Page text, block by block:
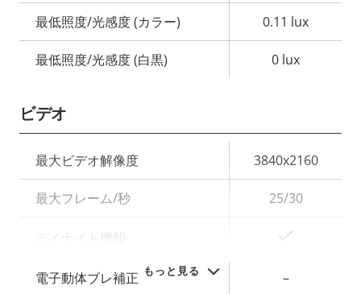
もっと見る
最低照度/光感度 (カラー) 0.11 lux
最低照度/光感度 (白黒) 0 lux
ビデオ
プ
ロ
パ
説
プ
ロ
値
最大ビデオ解像度 3840x2160
最大フレーム/秒 25/30
デイナイト機能
電子動体ブレ補正 –